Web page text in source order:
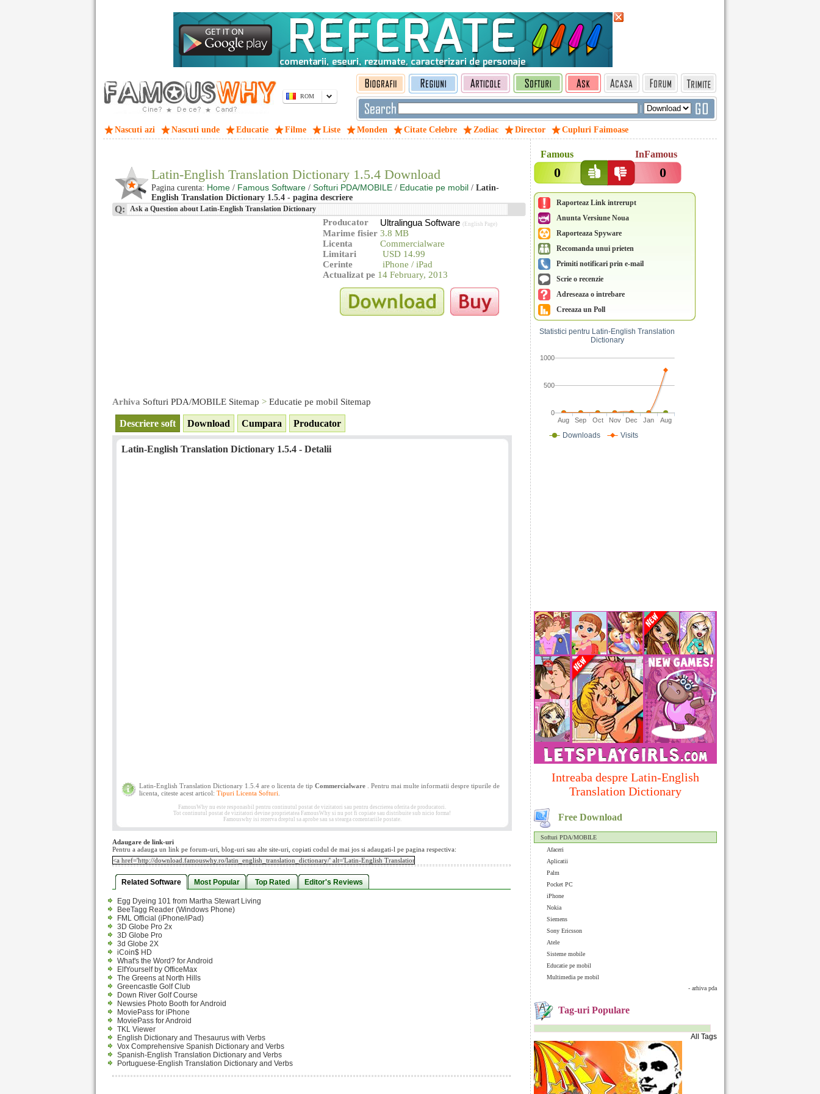
ROM
|
Nascuti azi Nascuti unde Educatie Filme Liste Monden Citate Celebre Zodiac Director Cupluri Faimoase
Famous InFamous
0 0
Raporteaz Link intrerupt
Anunta Versiune Noua
Raporteaza Spyware
Recomanda unui prieten
Primiti notificari prin e-mail
Scrie o recenzie
Adreseaza o intrebare
Creeaza un Poll
Aug Sep Oct Nov Dec Jan Aug
0
500
1000
Statistici pentru Latin-English Translation
Dictionary
Downloads Visits
Intreaba despre Latin-English
Translation Dictionary
Free Download
Softuri PDA/MOBILE
Afaceri
Aplicatii
Palm
Pocket PC
iPhone
Nokia
Siemens
Sony Ericsson
Atele
Sisteme mobile
Educatie pe mobil
Multimedia pe mobil
- arhiva pda
Tag-uri Populare
All Tags
Latin-English Translation Dictionary 1.5.4 Download
Pagina curenta: Home / Famous Software / Softuri PDA/MOBILE / Educatie pe mobil / Latin-
English Translation Dictionary 1.5.4 - pagina descriere
Q: Ask a Question about Latin-English Translation Dictionary
Producator Ultralingua Software (English Page)
Marime fisier 3.8 MB
Licenta
Commercialware
Limitari
USD 14.99
Cerinte
iPhone / iPad
Actualizat pe 14 February, 2013
Arhiva Softuri PDA/MOBILE Sitemap > Educatie pe mobil Sitemap
Descriere soft Download Cumpara Producator
Latin-English Translation Dictionary 1.5.4 - Detalii
Latin-English Translation Dictionary 1.5.4 are o licenta de tip Commercialware
. Pentru mai multe informatii despre tipurile de
licenta, citeste acest articol: Tipuri Licenta Softuri
FamousWhy nu este responasbil pentru continutul postat de vizitatori sau pentru descrierea oferita de producatori.
Tot continutul postat de vizitatori devine proprietatea FamousWhy si nu pot fi copiate sau distribuite sub nicio forma!
Famouswhy isi rezerva dreptul sa aprobe sau sa stearga comentariile postate.
Adaugare de link-uri
Pentru a adauga un link pe forum-uri, blog-uri sau alte site-uri, copiati codul de mai jos si adaugati-l pe pagina respectiva:
Related Software Most Popular Top Rated Editor's Reviews
Egg Dyeing 101 from Martha Stewart Living
BeeTagg Reader (Windows Phone)
FML Official (iPhone/iPad)
3D Globe Pro 2x
3D Globe Pro
3d Globe 2X
iCoin$ HD
What's the Word? for Android
ElfYourself by OfficeMax
The Greens at North Hills
Greencastle Golf Club
Down River Golf Course
Newsies Photo Booth for Android
MoviePass for iPhone
MoviePass for Android
TKL Viewer
English Dictionary and Thesaurus with Verbs
Vox Comprehensive Spanish Dictionary and Verbs
Spanish-English Translation Dictionary and Verbs
Portuguese-English Translation Dictionary and Verbs